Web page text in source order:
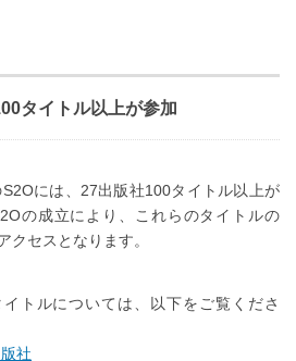
タイトル以上が参加
には、27出版社100タイトル以上が
の成立により、これらのタイトルの
クセスとなります。
トルについては、以下をご覧くださ
社